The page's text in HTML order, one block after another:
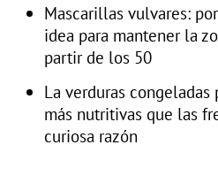
Mascarillas vulvares:
idea para mantener la
partir de los 50
La verduras
más nutritivas que las
curiosa razón